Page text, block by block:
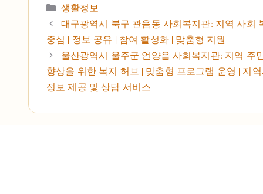
카테고리
생활정보
대구광역시 북구 관음동 사회복지관: 지역 사회
중심 | 정보 공유 | 참여 활성화 | 맞춤형 지원
울산광역시 울주군 언양읍 사회복지관: 지역 주
향상을 위한 복지 허브 | 맞춤형 프로그램 운영 | 지
정보 제공 및 상담 서비스